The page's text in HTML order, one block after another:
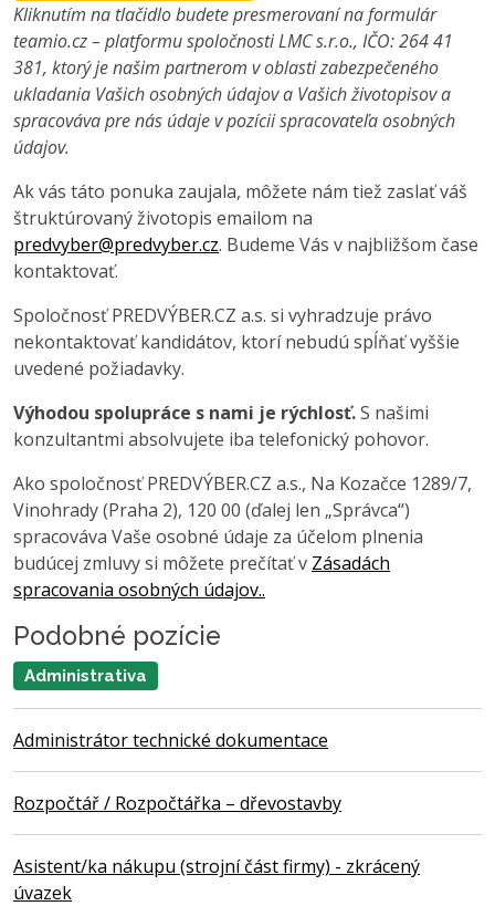
Kliknutím na tlačidlo budete presmerovaní na formulár
teamio.cz – platformu spoločnosti LMC s.r.o., IČO: 264 41
381, ktorý je našim partnerom v oblasti zabezpečeného
ukladania Vašich osobných údajov a Vašich životopisov a
spracováva pre nás údaje v pozícii spracovateľa osobných
údajov.
Ak vás táto ponuka zaujala, môžete nám tiež zaslať váš
štruktúrovaný životopis emailom na
predvyber@predvyber.cz. Budeme Vás v najbližšom čase
kontaktovať.
Spoločnosť PREDVÝBER.CZ a.s. si vyhradzuje právo
nekontaktovať kandidátov, ktorí nebudú spĺňať vyššie
uvedené požiadavky.
Výhodou spolupráce s nami je rýchlosť.S našimi
konzultantmi absolvujete iba telefonický pohovor.
Ako spoločnosť PREDVÝBER.CZ a.s., Na Kozačce 1289/7,
Vinohrady (Praha 2), 120 00 (ďalej len „Správca“)
spracováva Vaše osobné údaje za účelom plnenia
budúcej zmluvy si môžete prečítať v Zásadách
spracovania osobných údajov..
Podobné pozície
Administrativa
Administrátor technické dokumentace
Rozpočtář / Rozpočtářka – dřevostavby
Asistent/ka nákupu (strojní část firmy) - zkrácený
úvazek